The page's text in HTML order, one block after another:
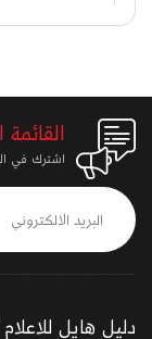
القائمة
اشترك في
دليل هايل للاعلام